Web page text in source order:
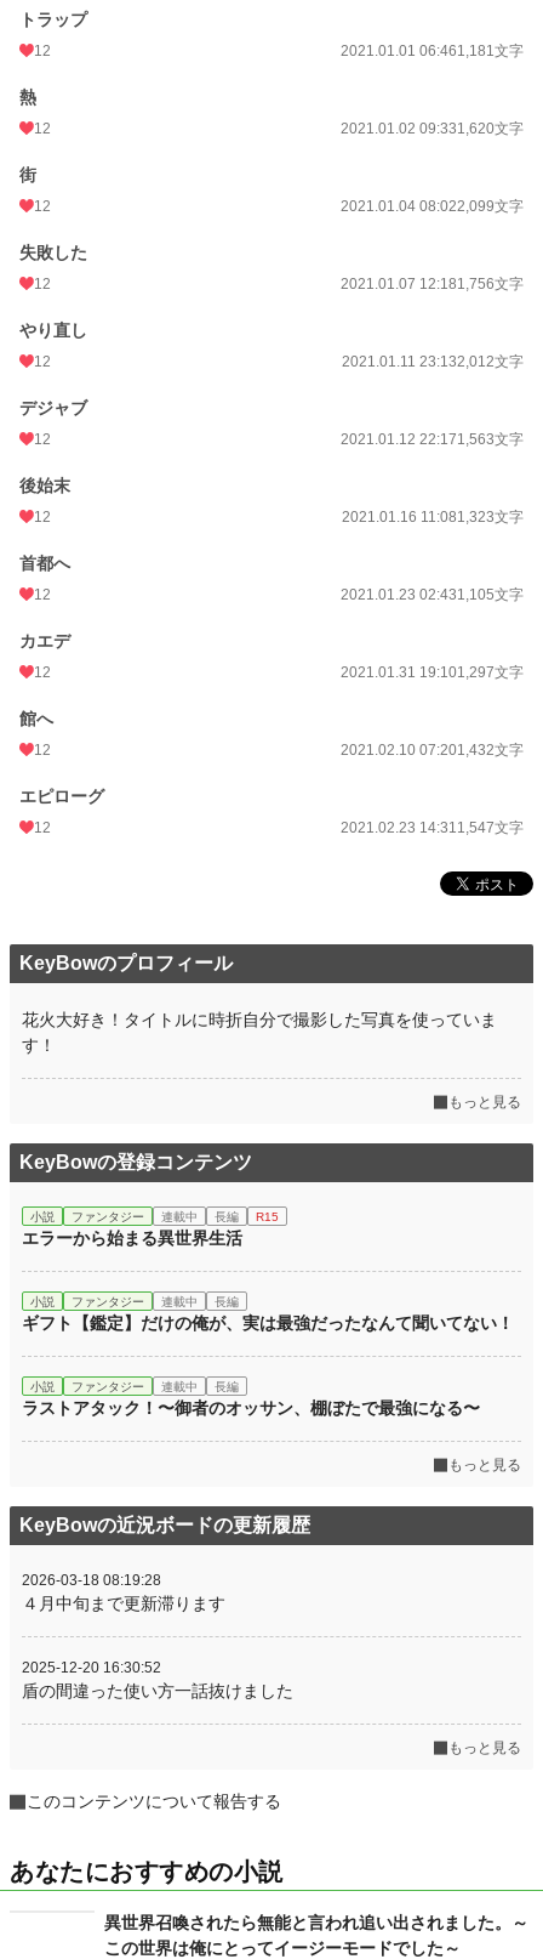
トラップ
12 2021.01.01 06:461,181文字
熱
12 2021.01.02 09:331,620文字
街
12 2021.01.04 08:022,099文字
失敗した
12 2021.01.07 12:181,756文字
やり直し
12 2021.01.11 23:132,012文字
デジャブ
12 2021.01.12 22:171,563文字
後始末
12 2021.01.16 11:081,323文字
首都へ
12 2021.01.23 02:431,105文字
カエデ
12 2021.01.31 19:101,297文字
館へ
12 2021.02.10 07:201,432文字
エピローグ
12 2021.02.23 14:311,547文字
KeyBowのプロフィール
花火大好き！タイトルに時折自分で撮影した写真を使っていま
す！
もっと見る
KeyBowの登録コンテンツ
小説 ファンタジー 連載中 長編 R15
エラーから始まる異世界生活
小説 ファンタジー 連載中 長編
ギフト【鑑定】だけの俺が、実は最強だったなんて聞いてない！
小説 ファンタジー 連載中 長編
ラストアタック！〜御者のオッサン、棚ぼたで最強になる〜
もっと見る
KeyBowの近況ボードの更新履歴
2026-03-18 08:19:28
４月中旬まで更新滞ります
2025-12-20 16:30:52
盾の間違った使い方一話抜けました
もっと見る
このコンテンツについて報告する
あなたにおすすめの小説
異世界召喚されたら無能と言われ追い出されました。～
この世界は俺にとってイージーモードでした～